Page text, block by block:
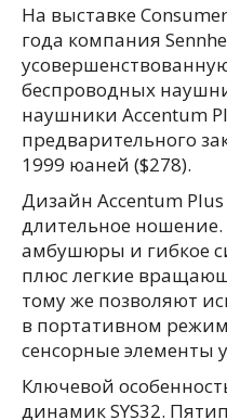
На выставке
года компания
беспроводных
наушники Accentum
предварительного
1999 юаней ($278).
Дизайн Accentum
длительное
амбушюры и гибкое
плюс легкие
тому же позволяют
в портативном
сенсорные элементы
Ключевой
динамик SYS32.